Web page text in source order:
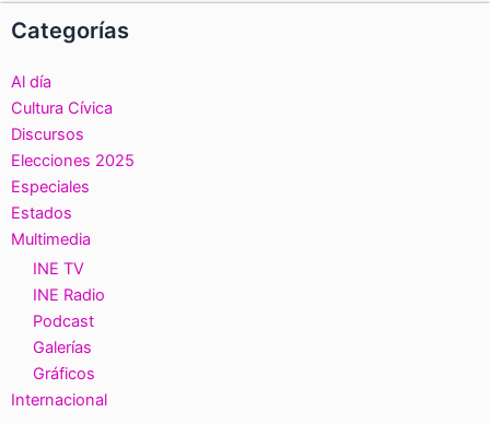
Categorías
Al día
Cultura Cívica
Discursos
Elecciones 2025
Especiales
Estados
Multimedia
INE TV
INE Radio
Podcast
Galerías
Gráficos
Internacional